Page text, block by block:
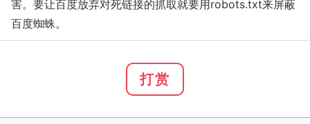
害。要让百度放弃对死链接的抓取就要用robots.txt来屏蔽
百度蜘蛛。
打赏